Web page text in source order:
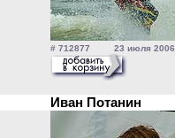
# 712877 23 июля 2006
Иван Потанин